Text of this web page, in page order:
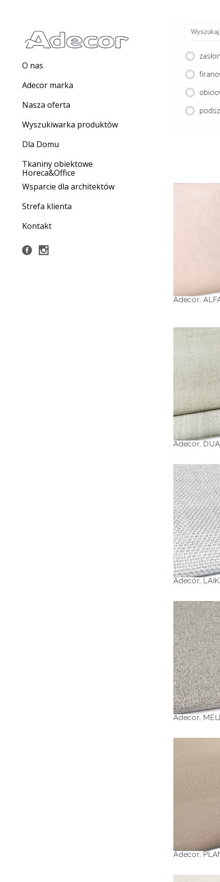
O nas
Adecor marka
Nasza oferta
Wyszukiwarka produktów
Dla Domu
Tkaniny obiektowe
Horeca&Office
Wsparcie dla architektów
Strefa klienta
Kontakt
Adecor,
Adecor,
Adecor,
Adecor,
Adecor,